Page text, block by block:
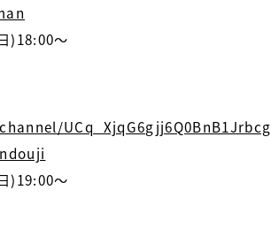
)18:00〜
UCq_XjqG6gjj6Q0BnB1Jrbcg
)19:00〜